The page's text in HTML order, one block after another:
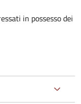
in possesso dei